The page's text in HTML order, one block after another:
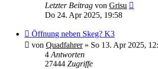
Letzter Beitrag von Grisu
Do 24. Apr 2025, 19:58
Öffnung neben Skeg? K3
von Quadfahrer» So 13. Apr 2025,
4 Antworten
27444 Zugriffe